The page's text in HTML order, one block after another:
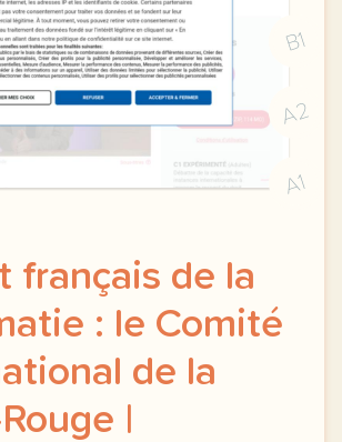
B1
A2
A1
français de la
: le Comité
de la
|